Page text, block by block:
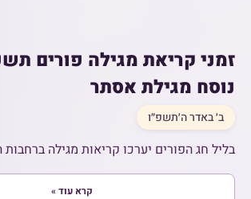
נוסח מגילת אסתר
ב׳ באדר ה׳תשפ״ו
בליל חג הפורים יערכו קריאות מגילה ברחבות
קרא עוד »